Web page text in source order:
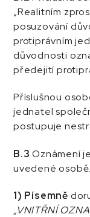
„Realitním
posuzování
protiprávním
důvodnosti
předejití
Příslušnou
jednatel
postupuje
B.3Oznámení
uvedené osobě.
1) Písemně
„VNITŘNÍ